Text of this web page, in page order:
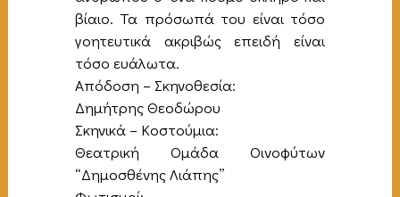
βίαιο. Τα πρόσωπά του είναι τόσο
γοητευτικά ακριβώς επειδή είναι
τόσο ευάλωτα.
Απόδοση – Σκηνοθεσία:
Δημήτρης Θεοδώρου
Σκηνικά – Κοστούμια:
Θεατρική Ομάδα Οινοφύτων
“Δημοσθένης Λιάπης”